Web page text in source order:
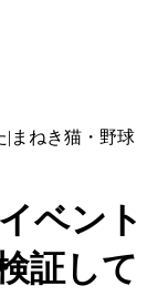
|まねき猫・野球
ベント
証して